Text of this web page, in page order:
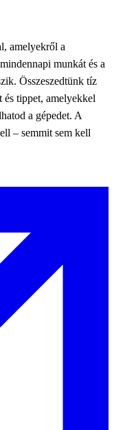
amelyekről a
munkát és a
Összeszedtünk tíz
és tippet, amelyekkel
a gépedet. A
– semmit sem kell